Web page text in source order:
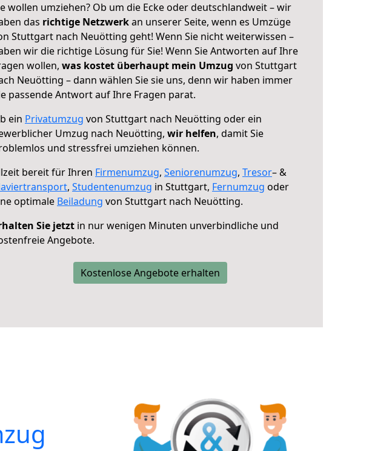
wollen umziehen? Ob um die Ecke oder deutschlandweit – wir
das richtige Netzwerkan unserer Seite, wenn es Umzüge
Stuttgart nach Neuötting geht! Wenn Sie nicht weiterwissen –
wir die richtige Lösung für Sie! Wenn Sie Antworten auf Ihre
wollen, was kostet überhaupt mein Umzug von Stuttgart
Neuötting – dann wählen Sie sie uns, denn wir haben immer
passende Antwort auf Ihre Fragen parat.
ein Privatumzug von Stuttgart nach Neuötting oder ein
Umzug nach Neuötting, wir helfen, damit Sie
und stressfrei umziehen können.
bereit für Ihren Firmenumzug, Seniorenumzug, Tresor– &
, Studentenumzug in Stuttgart, Fernumzug oder
optimale Beiladung von Stuttgart nach Neuötting.
Sie jetzt in nur wenigen Minuten unverbindliche und
Angebote.
Kostenlose Angebote erhalten